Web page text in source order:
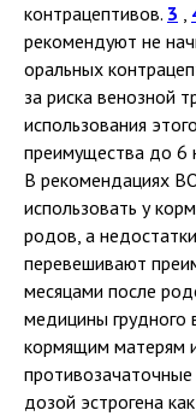
контрацептивов. 3 ,
рекомендуют не
оральных
за риска венозной
использования
преимущества до 6
В рекомендациях
использовать у
родов, а
перевешивают
месяцами после
медицины грудного
кормящим матерям
дозой эстрогена